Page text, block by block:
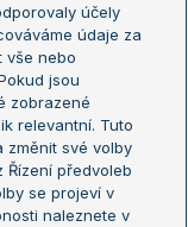
účely
údaje za
vše nebo
jsou
zobrazené
relevantní. Tuto
změnit své volby
Řízení předvoleb
se projeví v
naleznete v